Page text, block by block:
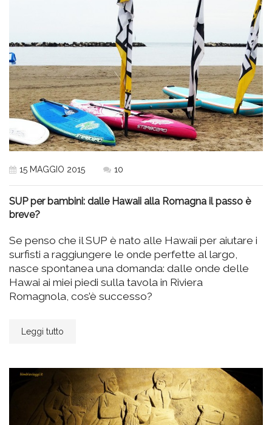
15 MAGGIO 2015 10
SUP per bambini: dalle Hawaii alla Romagna il passo è
breve?
Se penso che il SUP è nato alle Hawaii per aiutare i
surfisti a raggiungere le onde perfette al largo,
nasce spontanea una domanda: dalle onde delle
Hawai ai miei piedi sulla tavola in Riviera
Romagnola, cos’è successo?
Leggi tutto